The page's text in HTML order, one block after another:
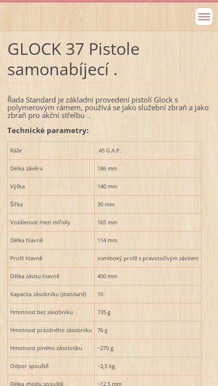
GLOCK 37 Pistole
samonabíjecí .
Řada Standard je základní provedení pistolí Glock s
polymerovým rámem, používá se jako služební zbraň a jako
zbraň pro akční střelbu .
Technické parametry:
Ráže .45 G.A.P.
Délka závěru 186 mm
Výška 140 mm
Šířka 30 mm
Vzdálenost mezi mířidly 165 mm
Délka hlavně 114 mm
Profil hlavně osmiboký profil s pravotočivým závitem
Délka závitu hlavně 400 mm
Kapacita zásobníku (standard) 10
Hmotnost bez zásobníku 735 g
Hmotnost prázdného zásobníku 76 g
Hmotnost plného zásobníku ~270 g
Odpor spouště ~2,5 kg
Délka chodu spouště ~12,5 mm